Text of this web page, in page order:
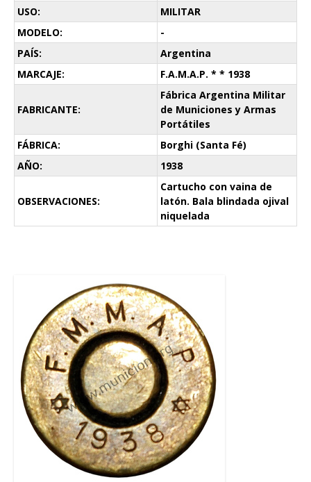
USO:
MILITAR
MODELO:
-
PAÍS:
Argentina
MARCAJE:
F.A.M.A.P. * * 1938
FABRICANTE:
Fábrica Argentina Militar
de Municiones y Armas
Portátiles
FÁBRICA:
Borghi (Santa Fé)
AÑO:
1938
OBSERVACIONES:
Cartucho con vaina de
latón. Bala blindada ojival
niquelada